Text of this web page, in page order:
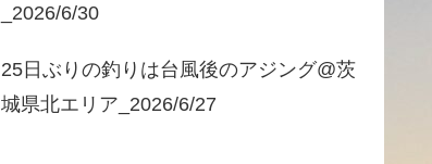
_2026/6/30
25日ぶりの釣りは台風後のアジング@茨
城県北エリア_2026/6/27